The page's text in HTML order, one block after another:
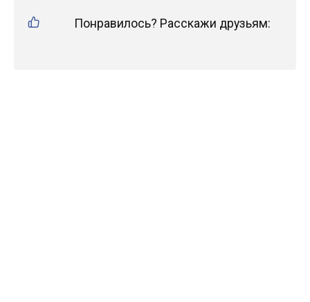
Понравилось? Расскажи друзьям: